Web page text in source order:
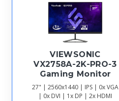
VIEWSONIC
VX2758A-2K-PRO-3
Gaming Monitor
27" | 2560x1440 | IPS | 0x VGA
| 0x DVI | 1x DP | 2x HDMI